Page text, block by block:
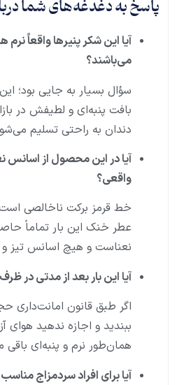
پاسخ به دغدغه‌های شما
آیا این شکر پنیرها واقعاً
می‌باشند؟
سؤال بسیار به جایی بود؛
بافت پنبه‌ای و لطیفش در
دندان به راحتی تسلیم
آیا در این محصول از اسانس
واقعی؟
خط قرمز برکت ناخالصی
عطر خنک این بار تماماً
نعناست و هیچ اسانس تیز و
آیا این بار بعد از مدتی در
اگر طبق قانون امانت‌داری
ببندید و اجازه ندهید هوای
همان‌طور نرم و پنبه‌ای باقی
آیا برای افراد سردمزاج